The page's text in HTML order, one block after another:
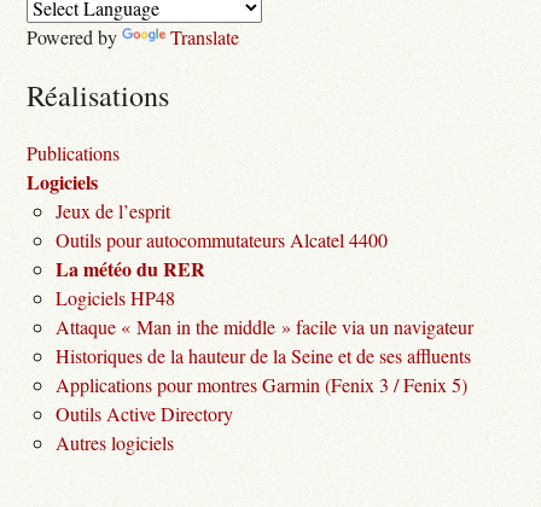
Powered by Translate
Réalisations
Publications
Logiciels
Jeux de l’esprit
Outils pour autocommutateurs Alcatel 4400
La météo du RER
Logiciels HP48
Attaque « Man in the middle » facile via un navigateur
Historiques de la hauteur de la Seine et de ses affluents
Applications pour montres Garmin (Fenix 3 / Fenix 5)
Outils Active Directory
Autres logiciels